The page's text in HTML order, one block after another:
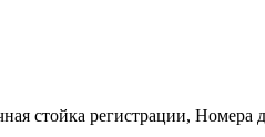
стойка регистрации, Номера